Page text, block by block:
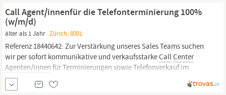
Call Agent/innenfür die Telefonterminierung 100%
(w/m/d)
älter als 1 Jahr Zürich, 8001
Referenz 18440642: Zur Verstärkung unseres Sales Teams suchen
wir per sofort kommunikative und verkaufsstarkeCallCenter
Agenten/innen für Terminierungen sowie Telefonverkauf im
Bereich B2B. Deine Aufgaben: Telefonische Terminierung
Kommunikationsstärke für die Neukundenakquise Verkauf von